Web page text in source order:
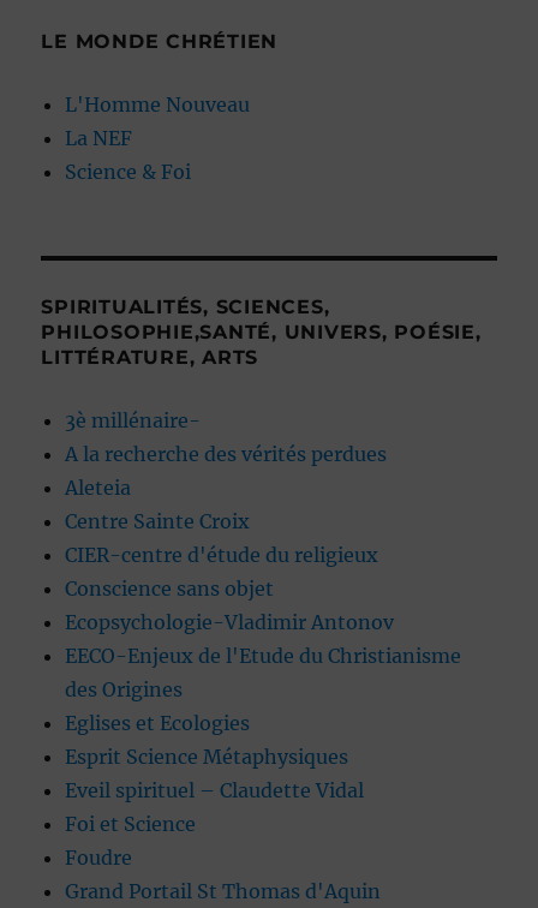
LE MONDE CHRÉTIEN
L'Homme Nouveau
La NEF
Science & Foi
SPIRITUALITÉS, SCIENCES,
PHILOSOPHIE,SANTÉ, UNIVERS, POÉSIE,
LITTÉRATURE, ARTS
3è millénaire-
A la recherche des vérités perdues
Aleteia
Centre Sainte Croix
CIER-centre d'étude du religieux
Conscience sans objet
Ecopsychologie-Vladimir Antonov
EECO-Enjeux de l'Etude du Christianisme
des Origines
Eglises et Ecologies
Esprit Science Métaphysiques
Eveil spirituel – Claudette Vidal
Foi et Science
Foudre
Grand Portail St Thomas d'Aquin